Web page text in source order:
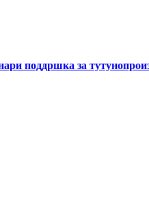
поддршка за